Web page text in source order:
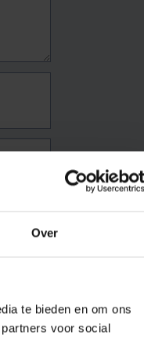
Over
te bieden en om ons
voor social